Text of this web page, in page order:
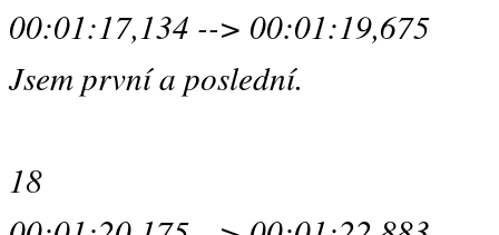
00:01:17,134 --> 00:01:19,675
Jsem první a poslední.
18